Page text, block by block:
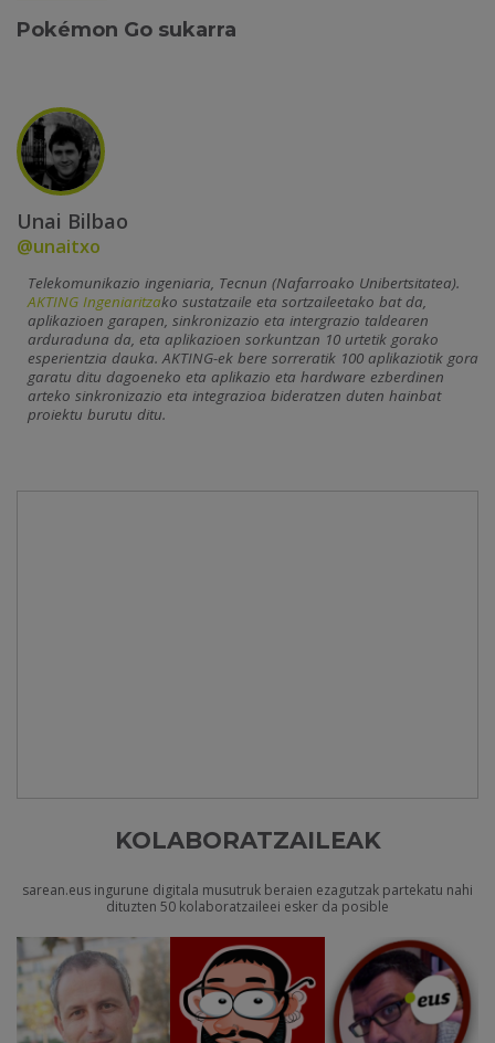
Pokémon Go sukarra
Unai Bilbao
@unaitxo
Telekomunikazio ingeniaria, Tecnun (Nafarroako Unibertsitatea).
AKTING Ingeniaritzako sustatzaile eta sortzaileetako bat da,
aplikazioen garapen, sinkronizazio eta intergrazio taldearen
arduraduna da, eta aplikazioen sorkuntzan 10 urtetik gorako
esperientzia dauka. AKTING-ek bere sorreratik 100 aplikaziotik gora
garatu ditu dagoeneko eta aplikazio eta hardware ezberdinen
arteko sinkronizazio eta integrazioa bideratzen duten hainbat
proiektu burutu ditu.
KOLABORATZAILEAK
sarean.eus ingurune digitala musutruk beraien ezagutzak partekatu nahi
dituzten 50 kolaboratzaileei esker da posible